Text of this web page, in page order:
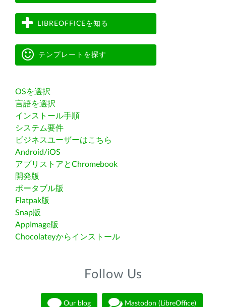
LIBREOFFICEを知る
テンプレートを探す
OSを選択
言語を選択
インストール手順
システム要件
ビジネスユーザーはこちら
Android/iOS
アプリストアとChromebook
開発版
ポータブル版
Flatpak版
Snap版
AppImage版
Chocolateyからインストール
Follow Us
Our blog Mastodon (LibreOffice)